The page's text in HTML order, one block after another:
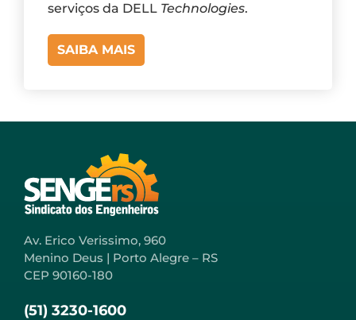
serviços da DELL Technologies.
SAIBA MAIS
Av. Erico Verissimo, 960
Menino Deus | Porto Alegre – RS
CEP 90160-180
(51) 3230-1600